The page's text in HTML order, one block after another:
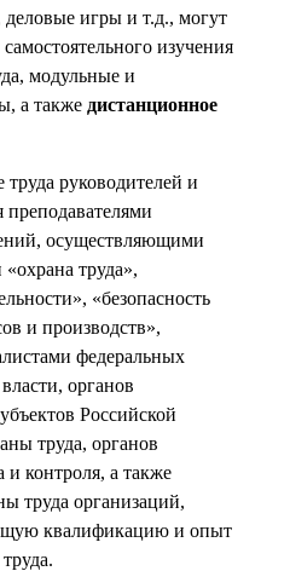
игры и т.д., могут
изучения
модульные и
а также дистанционное
руководителей и
преподавателями
осуществляющими
труда»,
«безопасность
и производств»,
федеральных
органов
Российской
труда, органов
и контроля, а также
труда организаций,
квалификацию и опыт